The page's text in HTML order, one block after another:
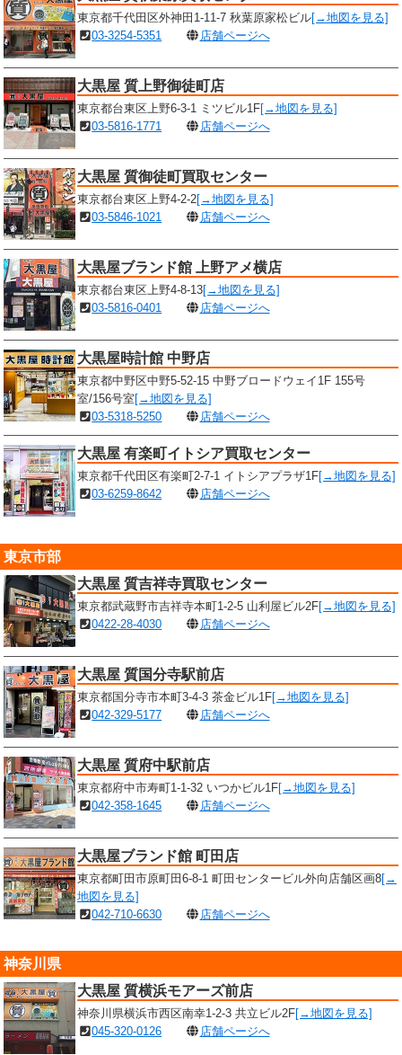
東京都千代田区外神田1-11-7 秋葉原家松ビル[→地図を見る]
03-3254-5351
店舗ページへ
大黒屋 質上野御徒町店
東京都台東区上野6-3-1 ミツビル1F[→地図を見る]
03-5816-1771
店舗ページへ
大黒屋 質御徒町買取センター
東京都台東区上野4-2-2[→地図を見る]
03-5846-1021
店舗ページへ
大黒屋ブランド館 上野アメ横店
東京都台東区上野4-8-13[→地図を見る]
03-5816-0401
店舗ページへ
大黒屋時計館 中野店
東京都中野区中野5-52-15 中野ブロードウェイ1F 155号
室/156号室 [→地図を見る]
03-5318-5250
店舗ページへ
大黒屋 有楽町イトシア買取センター
東京都千代田区有楽町2-7-1 イトシアプラザ1F[→地図を見る]
03-6259-8642
店舗ページへ
東京市部
大黒屋 質吉祥寺買取センター
東京都武蔵野市吉祥寺本町1-2-5 山利屋ビル2F[→地図を見る]
0422-28-4030
店舗ページへ
大黒屋 質国分寺駅前店
東京都国分寺市本町3-4-3 茶金ビル1F[→地図を見る]
042-329-5177
店舗ページへ
大黒屋 質府中駅前店
東京都府中市寿町1-1-32 いつかビル1F[→地図を見る]
042-358-1645
店舗ページへ
大黒屋ブランド館 町田店
東京都町田市原町田6-8-1 町田センタービル外向店舗区画8[→
地図を見る]
042-710-6630
店舗ページへ
神奈川県
大黒屋 質横浜モアーズ前店
神奈川県横浜市西区南幸1-2-3 共立ビル2F[→地図を見る]
045-320-0126
店舗ページへ